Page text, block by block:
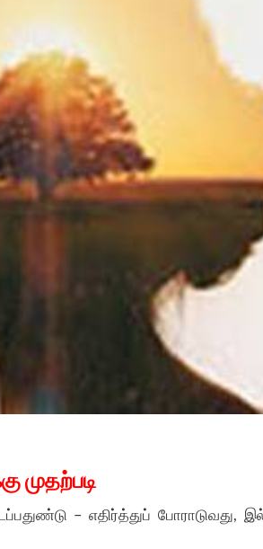
முதற்படி
– எதிர்த்துப் போராடுவது,